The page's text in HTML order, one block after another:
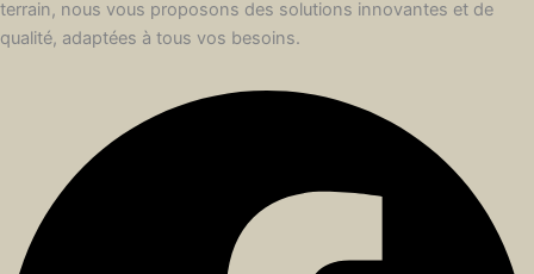
terrain, nous vous proposons des solutions innovantes et de
qualité, adaptées à tous vos besoins.